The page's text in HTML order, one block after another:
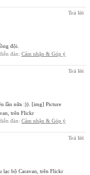
Trả lời
đội.
đàn: Cảm nhận & Góp ý
Trả lời
lần nữa :)). [img] Picture
trên Flickr
đàn: Cảm nhận & Góp ý
Trả lời
lạc bộ Caravan, trên Flickr